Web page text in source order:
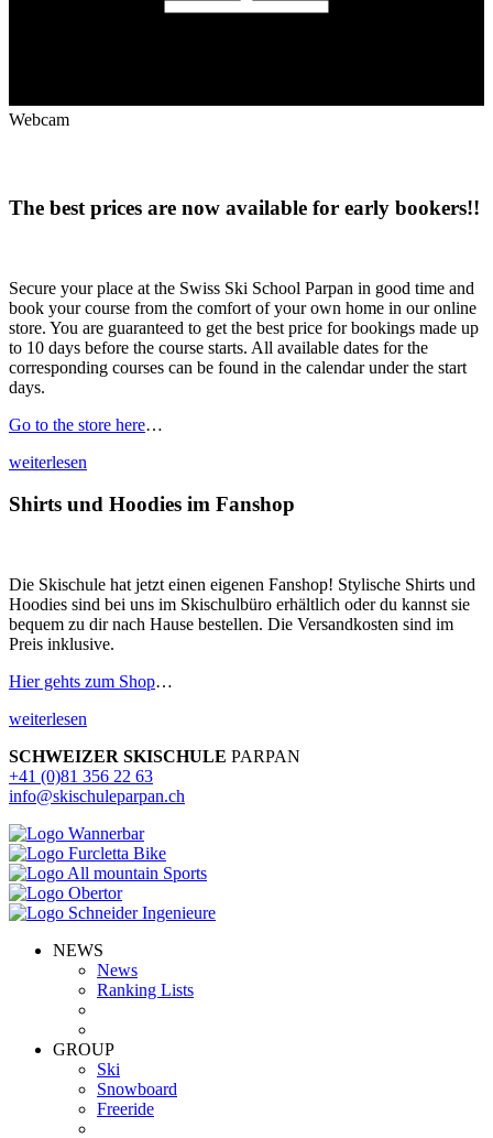
Webcam
The best prices are now available for early bookers!!
Secure your place at the Swiss Ski School Parpan in good time and
book your course from the comfort of your own home in our online
store. You are guaranteed to get the best price for bookings made up
to 10 days before the course starts. All available dates for the
corresponding courses can be found in the calendar under the start
days.
Go to the store here…
weiterlesen
Shirts und Hoodies im Fanshop
Die Skischule hat jetzt einen eigenen Fanshop! Stylische Shirts und
Hoodies sind bei uns im Skischulbüro erhältlich oder du kannst sie
bequem zu dir nach Hause bestellen. Die Versandkosten sind im
Preis inklusive.
Hier gehts zum Shop…
weiterlesen
SCHWEIZER SKISCHULE PARPAN
+41 (0)81 356 22 63
info@skischuleparpan.ch
NEWS
News
Ranking Lists
GROUP
Ski
Snowboard
Freeride